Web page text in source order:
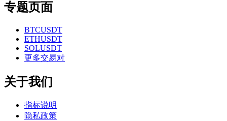
专题页面
BTCUSDT
ETHUSDT
SOLUSDT
更多交易对
关于我们
指标说明
隐私政策